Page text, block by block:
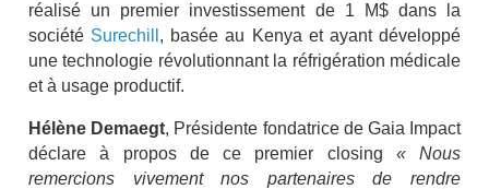
réalisé un premier investissement de 1 M$ dans la
société Surechill , basée au Kenya et ayant développé
une technologie révolutionnant la réfrigération médicale
et à usage productif.
Hélène Demaegt, Présidente fondatrice de Gaia Impact
déclare à propos de ce premier closing « Nous
remercions vivement nos partenaires de rendre